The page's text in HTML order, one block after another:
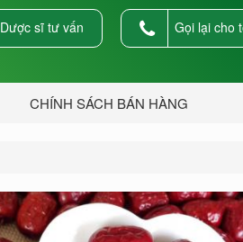
Gọi lại cho
Dược sĩ tư vấn
CHÍNH SÁCH BÁN HÀNG